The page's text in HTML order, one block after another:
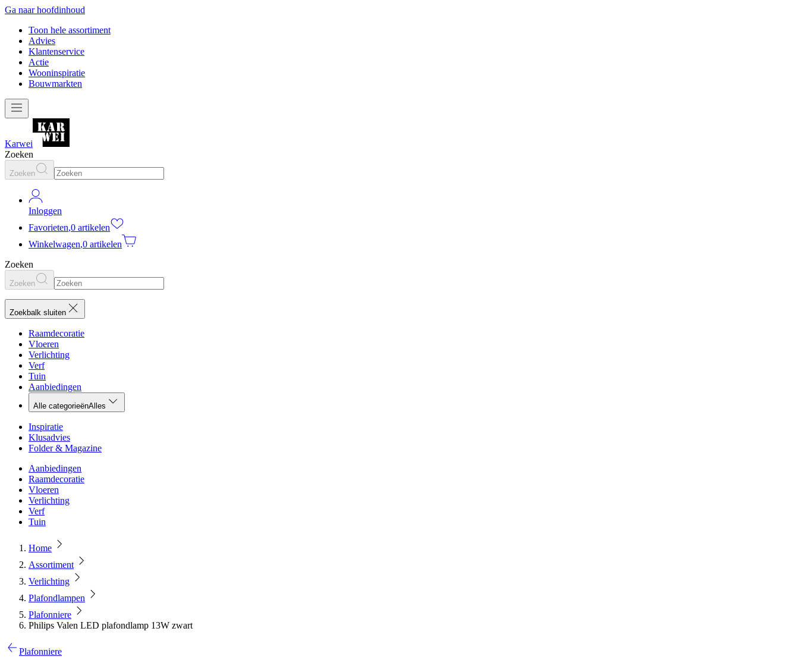
Ga naar hoofdinhoud
Toon hele assortiment
Advies
Klantenservice
Actie
Wooninspiratie
Bouwmarkten
Karwei
Zoeken
Zoeken
Inloggen
Favorieten,0 artikelen
Winkelwagen,0 artikelen
Zoeken
Zoeken
Zoekbalk sluiten
Raamdecoratie
Vloeren
Verlichting
Verf
Tuin
Aanbiedingen
Alle categorieënAlles
Inspiratie
Klusadvies
Folder & Magazine
Aanbiedingen
Raamdecoratie
Vloeren
Verlichting
Verf
Tuin
Home
Assortiment
Verlichting
Plafondlampen
Plafonniere
Philips Valen LED plafondlamp 13W zwart
Plafonniere